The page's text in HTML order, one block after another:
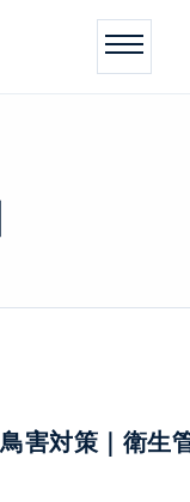
害対策｜衛生